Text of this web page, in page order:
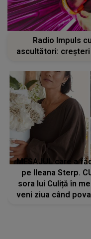
Radio Impuls
ascultători:
MESAJUL care a
pe Ileana Sterp.
sora lui Culiță în
veni ziua când